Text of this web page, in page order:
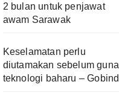
2 bulan untuk penjawat
awam Sarawak
Keselamatan perlu
diutamakan sebelum guna
teknologi baharu – Gobind